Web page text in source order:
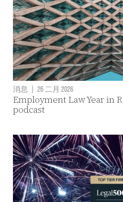
消息 | 26 二月 2026
Employment Law Year in
podcast